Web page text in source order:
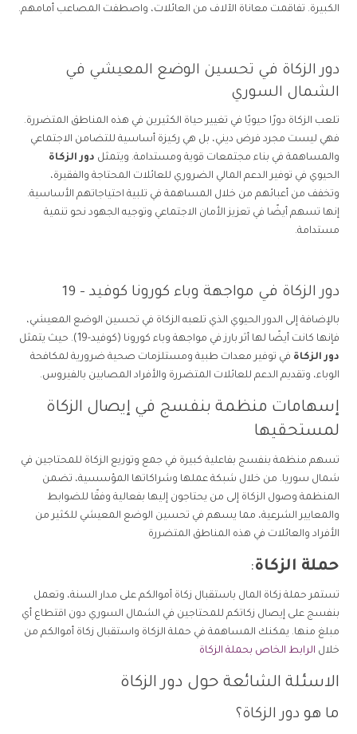
الكبيرة. تفاقمت معاناة الآلاف من العائلات، واصطفت المصاعب أمامهم.
دور الزكاة في تحسين الوضع المعيشي في
الشمال السوري
تلعب الزكاة دورًا حيويًا في تغيير حياة الكثيرين في هذه المناطق المتضررة.
فهي ليست مجرد فرض ديني، بل هي ركيزة أساسية للتضامن الاجتماعي
والمساهمة في بناء مجتمعات قوية ومستدامة. ويتمثل دور الزكاة
الحيوي في توفير الدعم المالي الضروري للعائلات المحتاجة والفقيرة،
وتخفف من أعبائهم من خلال المساهمة في تلبية احتياجاتهم الأساسية.
إنها تسهم أيضًا في تعزيز الأمان الاجتماعي وتوجيه الجهود نحو تنمية
مستدامة.
دور الزكاة في مواجهة وباء كورونا كوفيد – 19
بالإضافة إلى الدور الحيوي الذي تلعبه الزكاة في تحسين الوضع المعيشي،
فإنها كانت أيضًا لها أثر بارز في مواجهة وباء كورونا (كوفيد-19). حيث يتمثل
دور الزكاة في توفير معدات طبية ومستلزمات صحية ضرورية لمكافحة
الوباء، وتقديم الدعم للعائلات المتضررة والأفراد المصابين بالفيروس.
إسهامات منظمة بنفسج في إيصال الزكاة
لمستحقيها
تسهم منظمة بنفسج بفاعلية كبيرة في جمع وتوزيع الزكاة للمحتاجين في
شمال سوريا. من خلال شبكة عملها وشراكاتها المؤسسية، تضمن
المنظمة وصول الزكاة إلى من يحتاجون إليها بفعالية وفقًا للضوابط
والمعايير الشرعية، مما يسهم في تحسين الوضع المعيشي للكثير من
الأفراد والعائلات في هذه المناطق المتضررة
حملة الزكاة:
تستمر حملة زكاة المال باستقبال زكاة أموالكم على مدار السنة، وتعمل
بنفسج على إيصال زكاتكم للمحتاجين في الشمال السوري دون اقتطاع أي
مبلغ منها. يمكنك المساهمة في حملة الزكاة واستقبال زكاة أموالكم من
خلال الرابط الخاص بحملة الزكاة
الاسئلة الشائعة حول دور الزكاة
ما هو دور الزكاة؟